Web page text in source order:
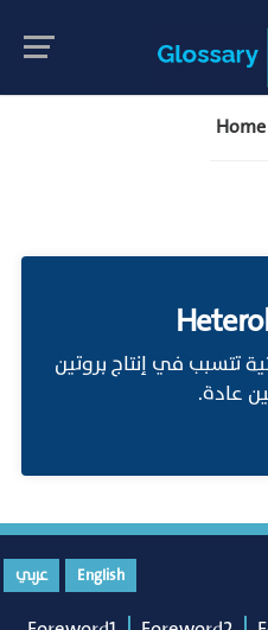
Home
تتسبب في إنتاج بروتين
عادة.
English عربي